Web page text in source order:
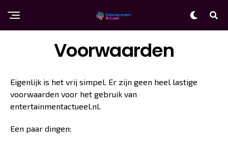
Voorwaarden
Eigenlijk is het vrij simpel. Er zijn geen heel lastige
voorwaarden voor het gebruik van
entertainmentactueel.nl.
Een paar dingen: